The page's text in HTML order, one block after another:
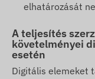
elhatározását
A teljesítés
követelményei
esetén
Digitális elemeket